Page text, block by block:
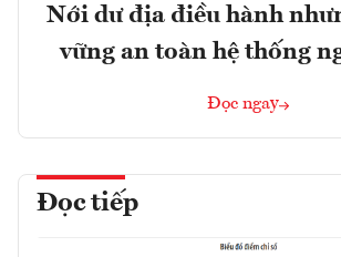
Nới dư địa điều hành
vững an toàn hệ thống
Đọc ngay
Đọc tiếp